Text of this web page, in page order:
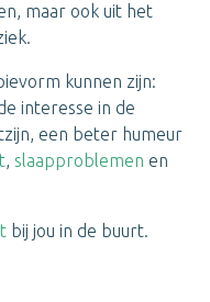
maar ook uit het
kunnen zijn:
interesse in de
een beter humeur
, slaapproblemen en
bij jou in de buurt.